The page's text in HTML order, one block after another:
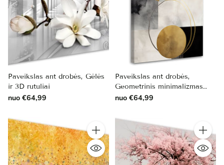
Paveikslas ant drobės, Gėlės
ir 3D rutuliai
nuo €64,99
Paveikslas ant drobės,
Geometrinis minimalizmas
formose
nuo €64,99
Kiekis Kiekis